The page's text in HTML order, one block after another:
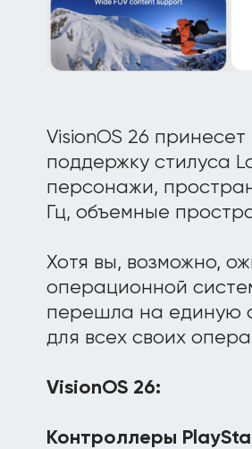
VisionOS 26
поддержку стилуса
персонажи,
Гц, объемные
Хотя вы, возможно,
операционной
перешла на единую
для всех своих
VisionOS 26:
Контроллеры